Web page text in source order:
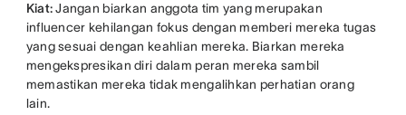
Kiat:Jangan biarkan anggota tim yang merupakan
influencer kehilangan fokus dengan memberi mereka tugas
yang sesuai dengan keahlian mereka. Biarkan mereka
mengekspresikan diri dalam peran mereka sambil
memastikan mereka tidak mengalihkan perhatian orang
lain.